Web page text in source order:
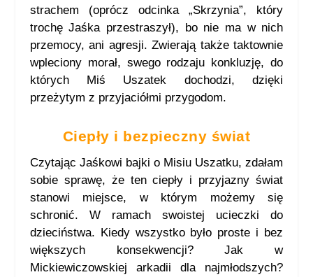
strachem (oprócz odcinka „Skrzynia”, który
trochę Jaśka przestraszył), bo nie ma w nich
przemocy, ani agresji. Zwierają także taktownie
wpleciony morał, swego rodzaju konkluzję, do
których Miś Uszatek dochodzi, dzięki
przeżytym z przyjaciółmi przygodom.
Ciepły i bezpieczny świat
Czytając Jaśkowi bajki o Misiu Uszatku, zdałam
sobie sprawę, że ten ciepły i przyjazny świat
stanowi miejsce, w którym możemy się
schronić. W ramach swoistej ucieczki do
dzieciństwa. Kiedy wszystko było proste i bez
większych konsekwencji? Jak w
Mickiewiczowskiej arkadii dla najmłodszych?